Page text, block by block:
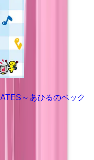
～あひるのペック